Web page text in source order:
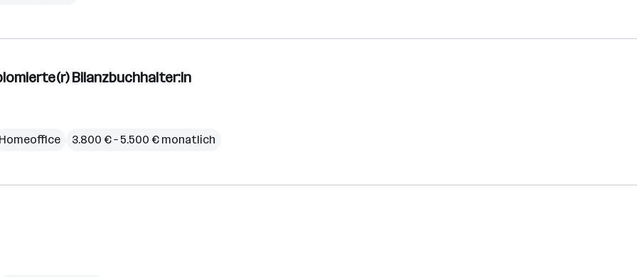
Bilanzbuchhalter:in
Homeoffice 3.800 € – 5.500 € monatlich